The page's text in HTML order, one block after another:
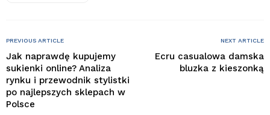
PREVIOUS ARTICLE
Jak naprawdę kupujemy
sukienki online? Analiza
rynku i przewodnik stylistki
po najlepszych sklepach w
Polsce
NEXT ARTICLE
Ecru casualowa damska
bluzka z kieszonką